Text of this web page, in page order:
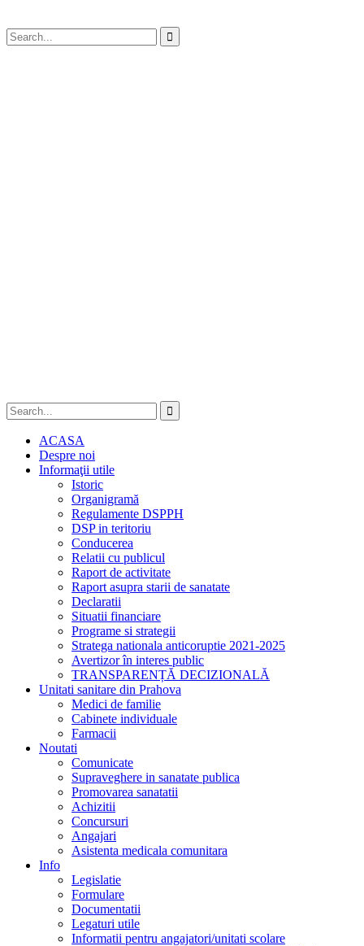
ACASA
Despre noi
Informaţii utile
Istoric
Organigramă
Regulamente DSPPH
DSP in teritoriu
Conducerea
Relatii cu publicul
Raport de activitate
Raport asupra starii de sanatate
Declaratii
Situatii financiare
Programe si strategii
Stratega nationala anticoruptie 2021-2025
Avertizor în interes public
TRANSPARENȚĂ DECIZIONALĂ
Unitati sanitare din Prahova
Medici de familie
Cabinete individuale
Farmacii
Noutati
Comunicate
Supraveghere in sanatate publica
Promovarea sanatatii
Achizitii
Concursuri
Angajari
Asistenta medicala comunitara
Info
Legislatie
Formulare
Documentatii
Legaturi utile
Informatii pentru angajatori/unitati scolare